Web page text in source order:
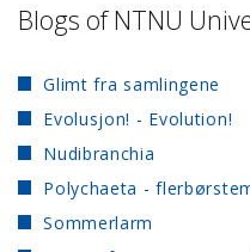
Blogs of NTNU
Glimt fra samlingene
Evolusjon! - Evolution!
Nudibranchia
Polychaeta -
Sommerlarm